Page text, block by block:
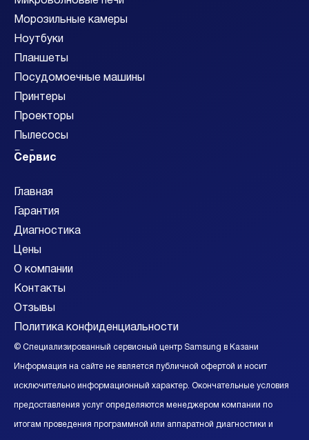
Морозильные камеры
Ноутбуки
Планшеты
Посудомоечные машины
Принтеры
Проекторы
Пылесосы
Роботы-пылесосы
Смарт-часы
Смартфоны
Стиральные машины
Сушильные машины
Телевизоры
Фотоаппараты
Холодильники
Саундбары
Видеокамеры
Видеостены
Акустические системы
Ресиверы
Сервис
Главная
Гарантия
Диагностика
Цены
О компании
Контакты
Отзывы
Политика конфиденциальности
© Специализированный сервисный центр Samsung в Казани
Информация на сайте не является публичной офертой и носит
исключительно информационный характер. Окончательные условия
предоставления услуг определяются менеджером компании по
итогам проведения программной или аппаратной диагностики и